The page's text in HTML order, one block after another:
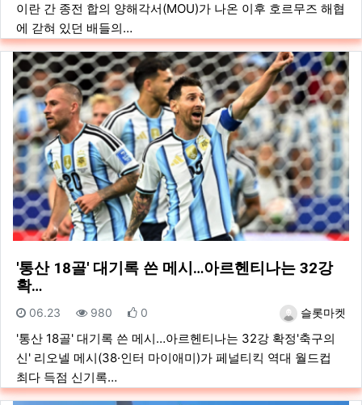
이란 간 종전 합의 양해각서(MOU)가 나온 이후 호르무즈 해협
에 갇혀 있던 배들의…
'통산 18골' 대기록 쓴 메시…아르헨티나는 32강
확…
등록자슬롯마켓
등록일
06.23 조회
980 추천
0
'통산 18골' 대기록 쓴 메시…아르헨티나는 32강 확정'축구의
신' 리오넬 메시(38·인터 마이애미)가 페널티킥 역대 월드컵
최다 득점 신기록…